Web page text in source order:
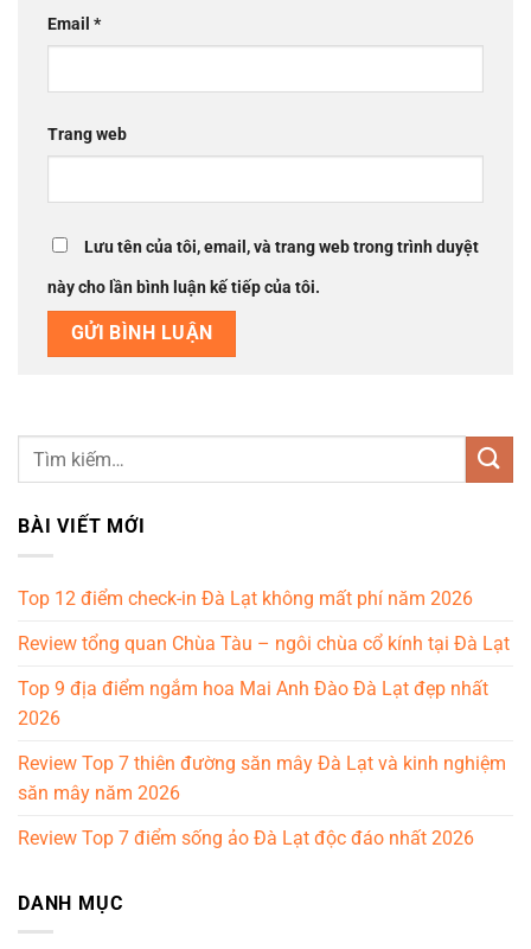
Email *
Trang web
Lưu tên của tôi, email, và trang web trong trình duyệt
này cho lần bình luận kế tiếp của tôi.
BÀI VIẾT MỚI
Top 12 điểm check-in Đà Lạt không mất phí năm 2026
Review tổng quan Chùa Tàu – ngôi chùa cổ kính tại Đà Lạt
Top 9 địa điểm ngắm hoa Mai Anh Đào Đà Lạt đẹp nhất
2026
Review Top 7 thiên đường săn mây Đà Lạt và kinh nghiệm
săn mây năm 2026
Review Top 7 điểm sống ảo Đà Lạt độc đáo nhất 2026
DANH MỤC